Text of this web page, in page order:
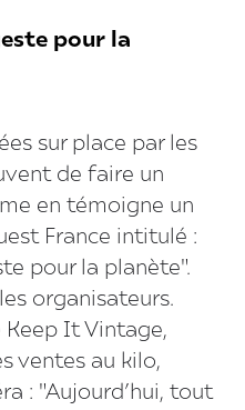
pour la
sur place par les
de faire un
en témoigne un
France intitulé :
pour la planète".
organisateurs.
Keep It Vintage,
ventes au kilo,
: "Aujourd’hui, tout